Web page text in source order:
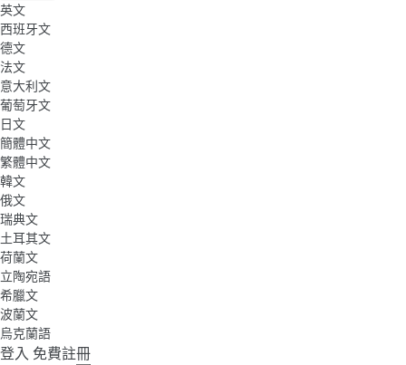
英文
西班牙文
德文
法文
意大利文
葡萄牙文
日文
簡體中文
繁體中文
韓文
俄文
瑞典文
土耳其文
荷蘭文
立陶宛語
希臘文
波蘭文
烏克蘭語
登入 免費註冊